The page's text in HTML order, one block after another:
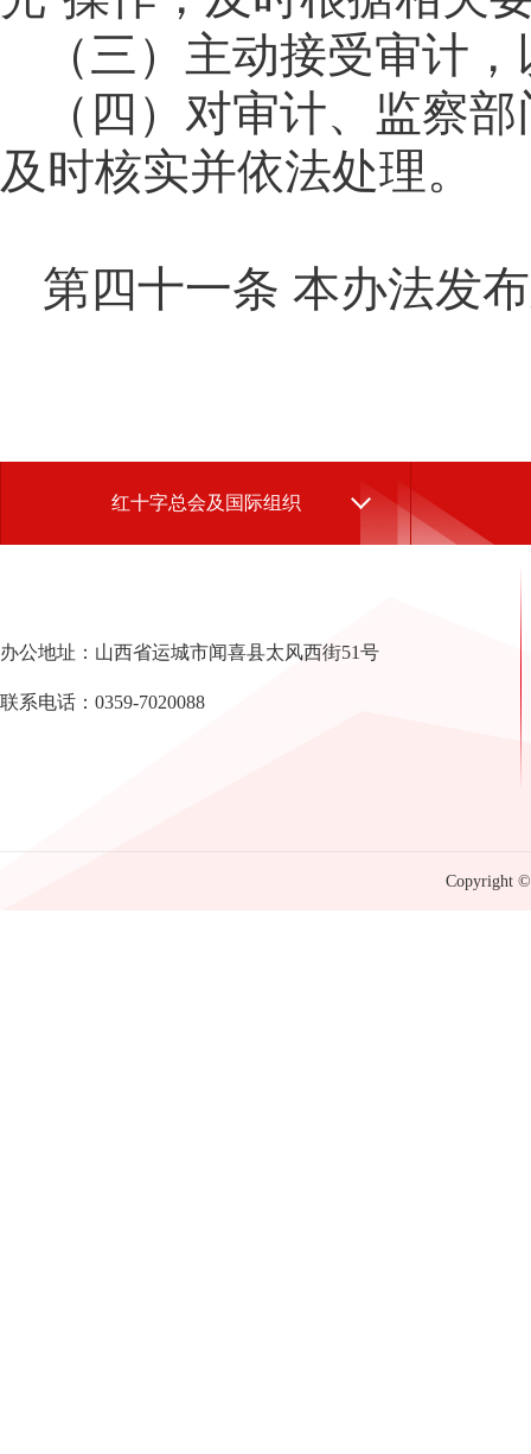
（三）主动接受审计
（四）对审计、监察
及时核实并依法处理。
第四十一条 本办法发
红十字总会及国际组织
办公地址：山西省运城市闻喜县太风西街51号
联系电话：0359-7020088
Copyright